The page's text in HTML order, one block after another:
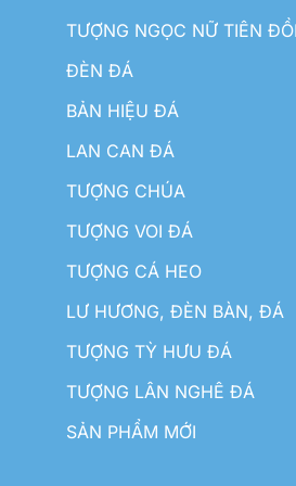
TƯỢNG NGỌC NỮ TIÊN
ĐÈN ĐÁ
BẢN HIỆU ĐÁ
LAN CAN ĐÁ
TƯỢNG CHÚA
TƯỢNG VOI ĐÁ
TƯỢNG CÁ HEO
LƯ HƯƠNG, ĐÈN BÀN, ĐÁ
TƯỢNG TỲ HƯU ĐÁ
TƯỢNG LÂN NGHÊ ĐÁ
SẢN PHẨM MỚI